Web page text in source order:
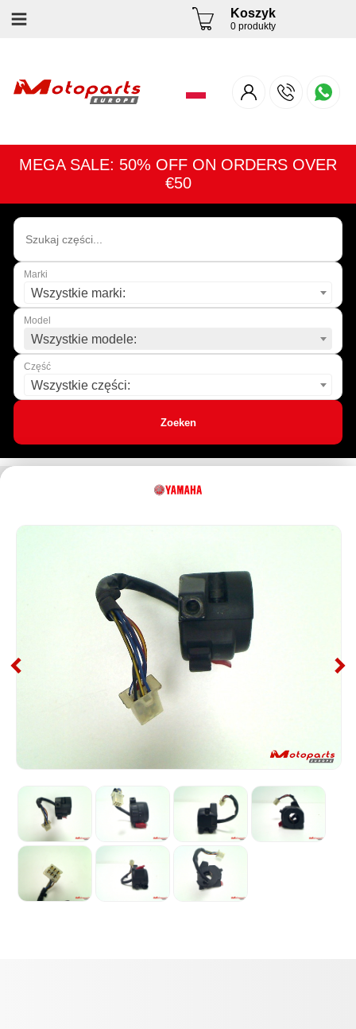
Koszyk
0 produkty
MEGA SALE: 50% OFF ON ORDERS OVER
€50
Marki
Wszystkie marki:
Model
Wszystkie modele:
Część
Wszystkie części:
Zoeken